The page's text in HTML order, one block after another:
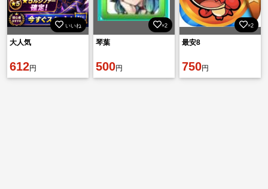
いいね
大人気
612円
×2
琴葉
500円
×2
最安8
750円